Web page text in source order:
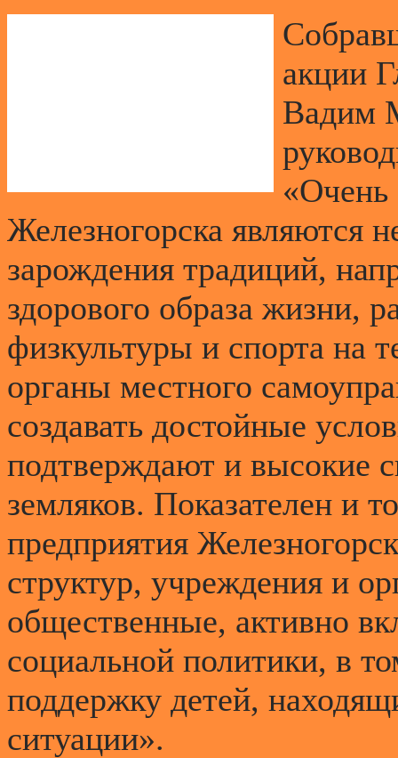
акции
Вадим
«Очень
Железногорска являются
зарождения традиций,
здорового образа жизни,
физкультуры и спорта на
органы местного
создавать достойные
подтверждают и высокие
земляков. Показателен и
предприятия
структур, учреждения и
общественные, активно
социальной политики, в
поддержку детей,
ситуации».